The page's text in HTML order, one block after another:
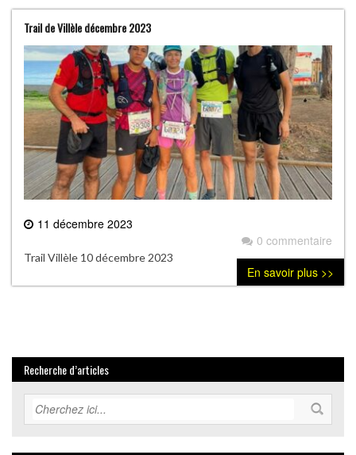
Trail de Villèle décembre 2023
11 décembre 2023
0 commentaire
Trail Villèle 10 décembre 2023
En savoir plus >>
Recherche d’articles